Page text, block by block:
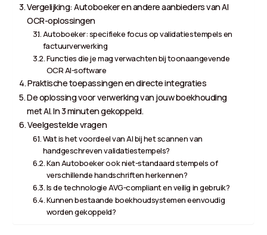
Vergelijking: Autoboeker en andere aanbieders van AI
OCR-oplossingen
Autoboeker: specifieke focus op validatiestempels en
factuurverwerking
Functies die je mag verwachten bij toonaangevende
OCR AI-software
Praktische toepassingen en directe integraties
De oplossing voor verwerking van jouw boekhouding
met AI. In 3 minuten gekoppeld.
Veelgestelde vragen
Wat is het voordeel van AI bij het scannen van
handgeschreven validatiestempels?
Kan Autoboeker ook niet-standaard stempels of
verschillende handschriften herkennen?
Is de technologie AVG-compliant en veilig in gebruik?
Kunnen bestaande boekhoudsystemen eenvoudig
worden gekoppeld?